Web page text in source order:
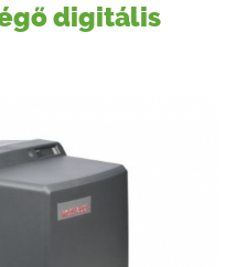
digitális